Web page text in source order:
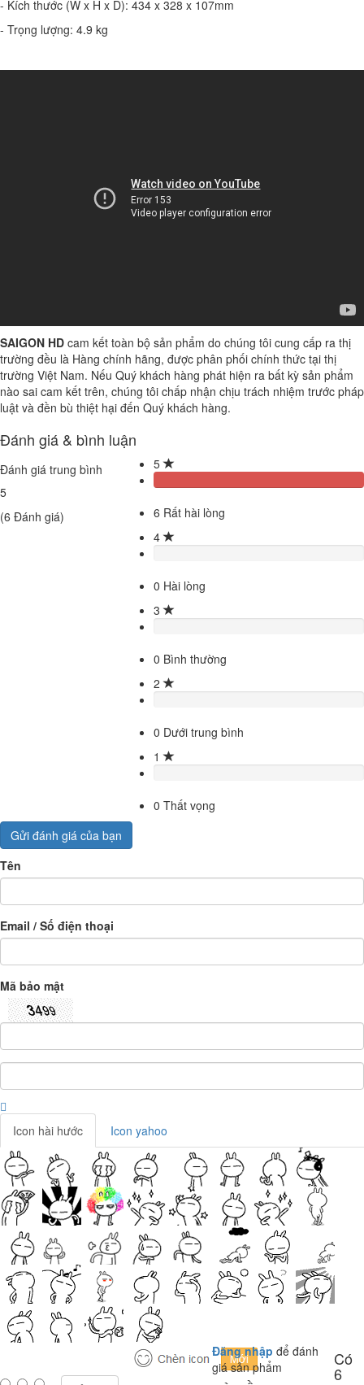
- Kích thước (W x H x D): 434 x 328 x 107mm
- Trọng lượng: 4.9 kg
SAIGON HD cam kết toàn bộ sản phẩm do chúng tôi cung cấp ra thị
trường đều là Hàng chính hãng, được phân phối chính thức tại thị
trường Việt Nam. Nếu Quý khách hàng phát hiện ra bất kỳ sản phẩm
nào sai cam kết trên, chúng tôi chấp nhận chịu trách nhiệm trước pháp
luật và đền bù thiệt hại đến Quý khách hàng.
Đánh giá & bình luận
Đánh giá trung bình
5
(6 Đánh giá)
5
6 Rất hài lòng
4
0 Hài lòng
3
0 Bình thường
2
0 Dưới trung bình
1
0 Thất vọng
Gửi đánh giá của bạn
Tên
Email / Số điện thoại
Mã bảo mật
Icon hài hước Icon yahoo
Đăng nhập để đánh
giá sản phẩm
Có
6